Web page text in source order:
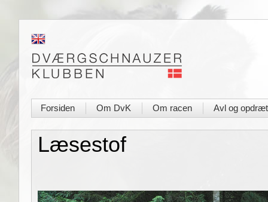
Forsiden Om DvK Om racen Avl og opdræt
Læsestof